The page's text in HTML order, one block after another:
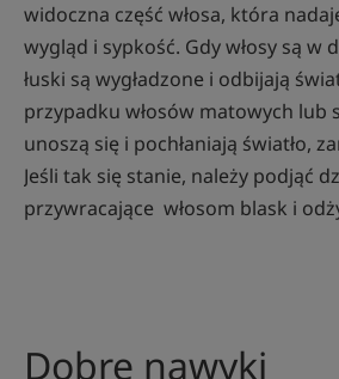
widoczna część włosa, która
wygląd i sypkość. Gdy włosy są w
łuski są wygładzone i odbijają
przypadku włosów matowych lub
unoszą się i pochłaniają światło,
Jeśli tak się stanie, należy podjąć
przywracające włosom blask i
Dobre nawyki